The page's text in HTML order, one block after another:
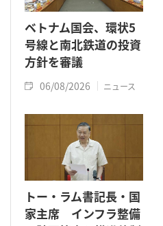
ベトナム国会、環状5
号線と南北鉄道の投資
方針を審議
06/08/2026 ニュース
トー・ラム書記長・国
家主席 インフラ整備